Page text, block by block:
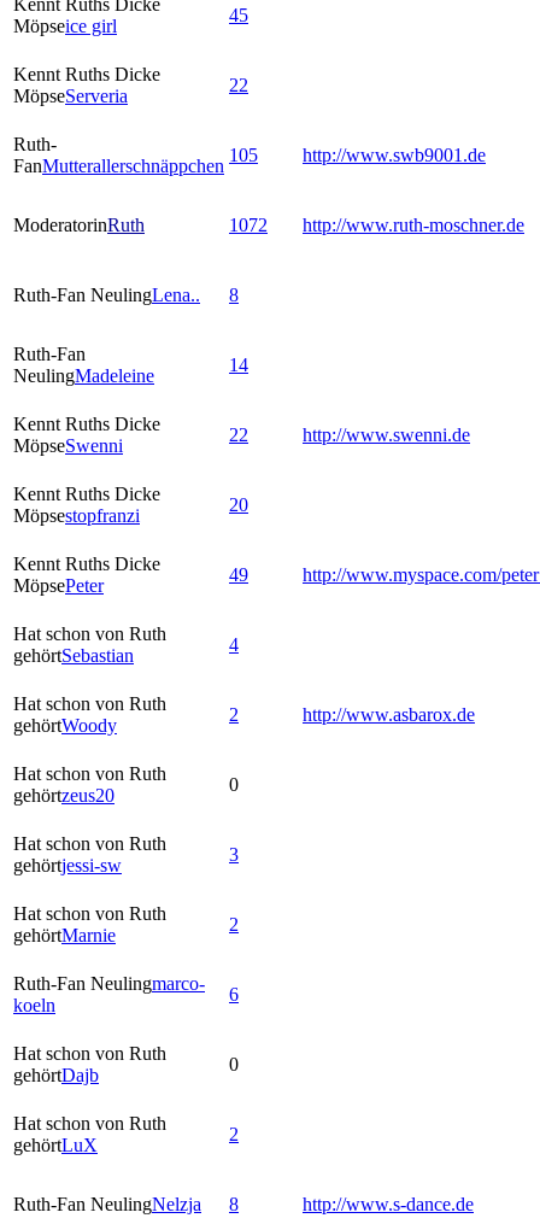
Kennt Ruths Dicke
Möpseice girl
45
Kennt Ruths Dicke
MöpseServeria
22
Ruth-
FanMutterallerschnäppchen
105 http://www.swb9001.de
ModeratorinRuth 1072 http://www.ruth-moschner.de
Ruth-Fan NeulingLena.. 8
Ruth-Fan
NeulingMadeleine
14
Kennt Ruths Dicke
MöpseSwenni
22 http://www.swenni.de
Kennt Ruths Dicke
Möpsestopfranzi
20
Kennt Ruths Dicke
MöpsePeter
49 http://www.myspace.com/
Hat schon von Ruth
gehörtSebastian
4
Hat schon von Ruth
gehörtWoody
2 http://www.asbarox.de
Hat schon von Ruth
gehörtzeus20
0
Hat schon von Ruth
gehörtjessi-sw
3
Hat schon von Ruth
gehörtMarnie
2
Ruth-Fan Neulingmarco-
koeln
6
Hat schon von Ruth
gehörtDajb
0
Hat schon von Ruth
gehörtLuX
2
Ruth-Fan NeulingNelzja 8 http://www.s-dance.de